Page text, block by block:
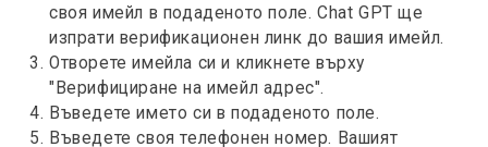
своя имейл в подаденото поле. Chat GPT ще
изпрати верификационен линк до вашия имейл.
Отворете имейла си и кликнете върху
"Верифициране на имейл адрес".
Въведете името си в подаденото поле.
Въведете своя телефонен номер. Вашият